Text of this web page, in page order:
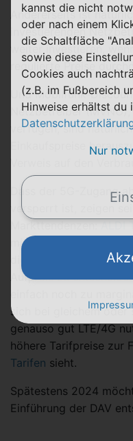
Andererseits ist
investierenden
weiter investieren,
regulierte Preise
Und Mobilfunk-
Netzbetreiber
verfügen, sind
Einkaufspreise
Dass der 5G-Zugang
versperrt ist, zeigen
Markttendenzen:ALDI
mit der
die Möglichkeit, über
Aufpreis zu
einfach noch zu
sich bei gleichem oder
genauso gut LTE/4G
höhere Tarifpreise zur
Tarifen sieht.
Spätestens 2024
Einführung der DAV
kannst die nicht
oder nach einem
die Schaltfläche
sowie diese
Cookies auch
(z.B. im Fußbereich
Hinweise erhältst du
Nur